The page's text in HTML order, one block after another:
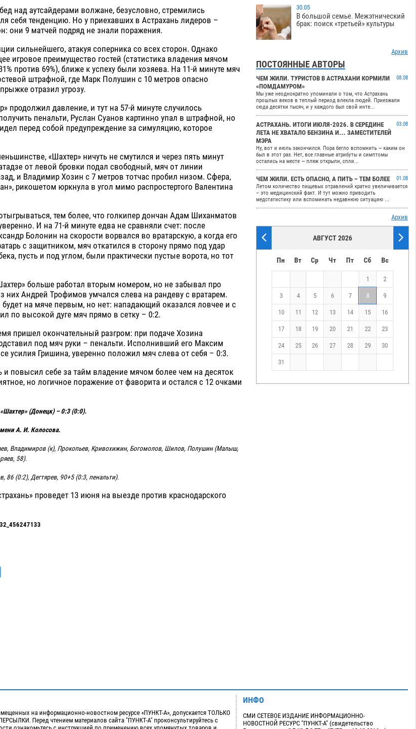
над аутсайдерами волжане, безусловно, стремились
себя тенденцию. Но у приехавших в Астрахань лидеров –
они 9 матчей подряд не знали поражения.
сильнейшего, атакуя соперника со всех сторон. Однако
игровое преимущество гостей (статистика владения мячом
против 69%), ближе к успеху были хозяева. На 11-й минуте мяч
штрафной, где Марк Полушин с 10 метров опасно
отразил угрозу.
продолжил давление, и тут на 57-й минуте случилось
пенальти, Руслан Суанов картинно упал в штрафной, но
перед собой предупреждение за симуляцию, которое
«Шахтер» ничуть не смутился и через пять минут
от левой бровки подал свободный, мяч от линии
и Владимир Хозин с 7 метров тотчас пробил низом. Сфера,
рикошетом юркнула в угол мимо распростертого Валентина
тем более, что голкипер дончан Адам Шиханматов
И на 71-й минуте едва не сравняли счет: после
Болонин на скорости ворвался во вратарскую, а когда его
с защитником, мяч откатился в сторону прямо под удар
пусть и под углом, были практически пустые ворота, но тот
больше работал вторым номером, но не забывал про
них Андрей Трофимов умчался слева на рандеву с вратарем.
на мяче первым, но нет: нападающий оказался ловчее и с
по высокой дуге мяч прямо в сетку – 0:2.
пришел окончательный разгром: при подаче Хозина
под мяч руки – пенальти. Исполнивший его Максим
усилия Гришина, уверенно положил мяч слева от себя – 0:3.
и повысил себе за тайм владение мячом более чем на десяток
но логичное поражение от фаворита и остался с 12 очками
(Донецк) – 0:3 (0:0).
А. И. Колосова.
Владимиров (к), Прокопьев, Кривохижин, Богомолов, Шилов, Полушин (Малыш,
58).
86 (0:2), Дегтярев, 90+5 (0:3, пенальти).
проведет 13 июня на выезде против краснодарского
30.05
В большой семье. Межэтнический
брак: поиск «третьей» культуры
Архив
ПОСТОЯННЫЕ АВТОРЫ
ЧЕМ ЖИЛИ. ТУРИСТОВ В АСТРАХАНИ КОРМИЛИ
«ПОМДАМУРОМ»
08.08
Мы уже неоднократно упоминали о том, что Астрахань
прошлых веков в теплый период влекла людей. Приезжали
сюда десятки тысяч, и у каждого был свой инте...
АСТРАХАНЬ. ИТОГИ ИЮЛЯ-2026. В СЕРЕДИНЕ
ЛЕТА НЕ ХВАТАЛО БЕНЗИНА И… ЗАМЕСТИТЕЛЕЙ
МЭРА
03.08
Ну, вот и июль закончился. Пора бегло вспомнить — каким он
был в этот раз. Нет, все главные атрибуты и симптомы
остались на месте — пляж открыли, спли...
ЧЕМ ЖИЛИ. ЕСТЬ ОПАСНО, А ПИТЬ – ТЕМ БОЛЕЕ
01.08
Летом количество пищевых отравлений кратно увеличивается
– это медицинский факт. И тут можно приводить
медстатистику или вспоминать недавнюю ситуацию ...
Архив
АВГУСТ 2026
Пн Вт Ср Чт Пт Сб Вс
1 2
3 4 5 6 7 8 9
10 11 12 13 14 15 16
17 18 19 20 21 22 23
24 25 26 27 28 29 30
31
на информационно-новостном ресурсе «ПУНКТ-А», допускается ТОЛЬКО
Перед чтением материалов сайта "ПУНКТ-А" проконсультируйтесь с
ИНФО
СМИ СЕТЕВОЕ ИЗДАНИЕ ИНФОРМАЦИОННО-
НОВОСТНОЙ РЕСУРС "ПУНКТ-А" (свидетельство